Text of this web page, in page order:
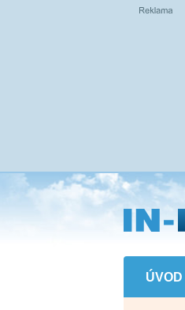
Přejít
na
hlavní
obsah
ÚVOD